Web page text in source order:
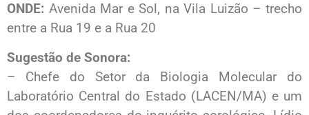
ONDE: Avenida Mar e Sol, na Vila Luizão – trecho
entre a Rua 19 e a Rua 20
Sugestão de Sonora:
– Chefe do Setor da Biologia Molecular do
Laboratório Central do Estado (LACEN/MA) e um